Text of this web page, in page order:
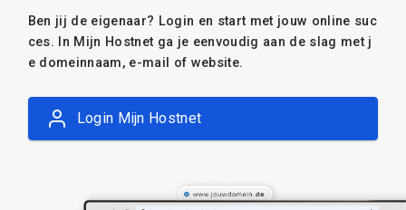
Ben jij de eigenaar? Login en start met jouw online suc
ces. In Mijn Hostnet ga je eenvoudig aan de slag met j
e domeinnaam, e-mail of website.
Login Mijn Hostnet